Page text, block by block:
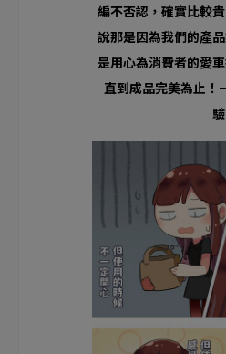
編不否認，確實比較
說那是因為我們的產
是用心為消費者的愛
直到成品完美為止！
驗